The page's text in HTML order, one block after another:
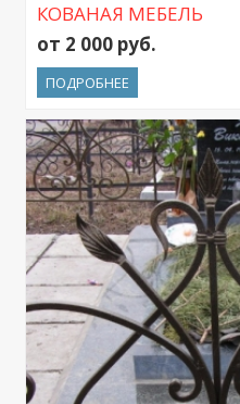
КОВАНАЯ МЕБЕЛЬ
от 2 000 руб.
ПОДРОБНЕЕ